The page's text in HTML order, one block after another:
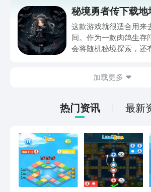
app进行下载会更加方
利最多的游戏平台，在
游戏资源，还能及时查
动内容等相关信息。
秘境勇者传下载地
这款游戏就很适合用来
间。作为一款肉鸽生存
会将随机秘境探索，还
接就可以下载。游戏的
打发无聊的时间，可玩
加载更多
热门资讯 最新